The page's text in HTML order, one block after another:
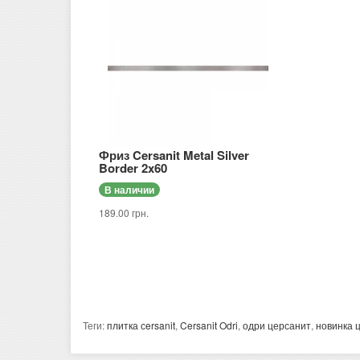
Фриз Cersanit Metal Silver
Border 2x60
В наличии
189.00 грн.
Теги:плитка сersanit, Cersanit Odri, одри церсанит, новинка